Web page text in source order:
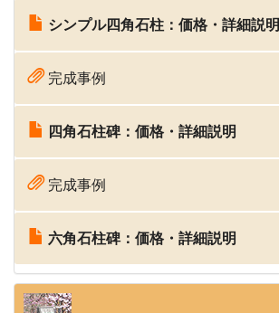
シンプル四角石柱：価格・詳細説明
完成事例
四角石柱碑：価格・詳細説明
完成事例
六角石柱碑：価格・詳細説明